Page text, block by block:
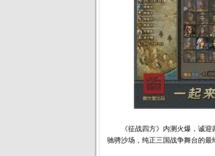
《征战四方》内测火爆，诚迎
驰骋沙场，纯正三国战争舞台的最